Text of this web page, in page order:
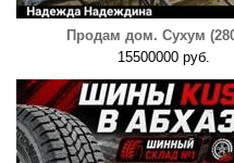
Продам дом. Сухум
15500000 руб.